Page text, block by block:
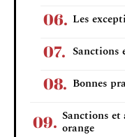
Les
Sanctions
Bonnes
Sanctions et
orange